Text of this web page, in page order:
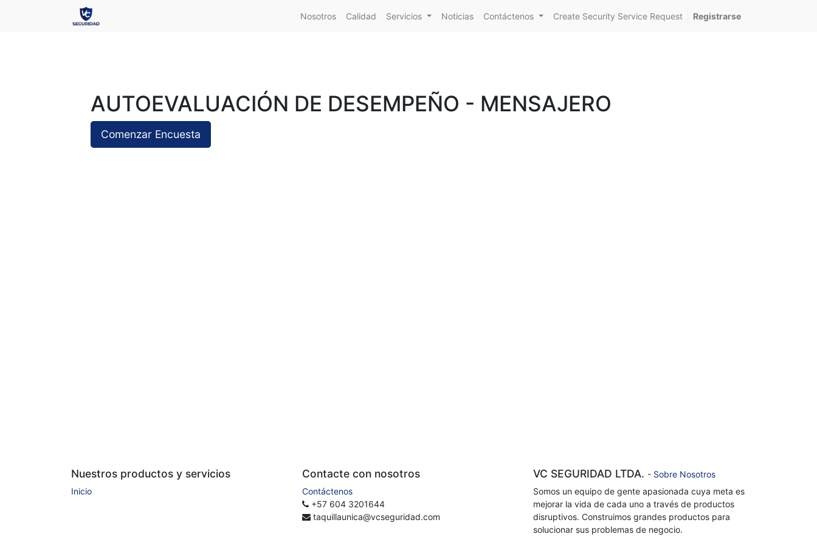
Nosotros Calidad Servicios Noticias Contáctenos Create Security Service Request Registrarse
AUTOEVALUACIÓN DE DESEMPEÑO - MENSAJERO
Comenzar Encuesta
Nuestros productos y servicios
Inicio
Contacte con nosotros
Contáctenos
+57 604 3201644
taquillaunica@vcseguridad.com
VC SEGURIDAD LTDA. - Sobre Nosotros
Somos un equipo de gente apasionada cuya meta es
mejorar la vida de cada uno a través de productos
disruptivos. Construimos grandes productos para
solucionar sus problemas de negocio.